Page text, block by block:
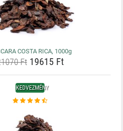
COSTA RICA, 1000g
Ft19615 Ft
KEDVEZMÉNY